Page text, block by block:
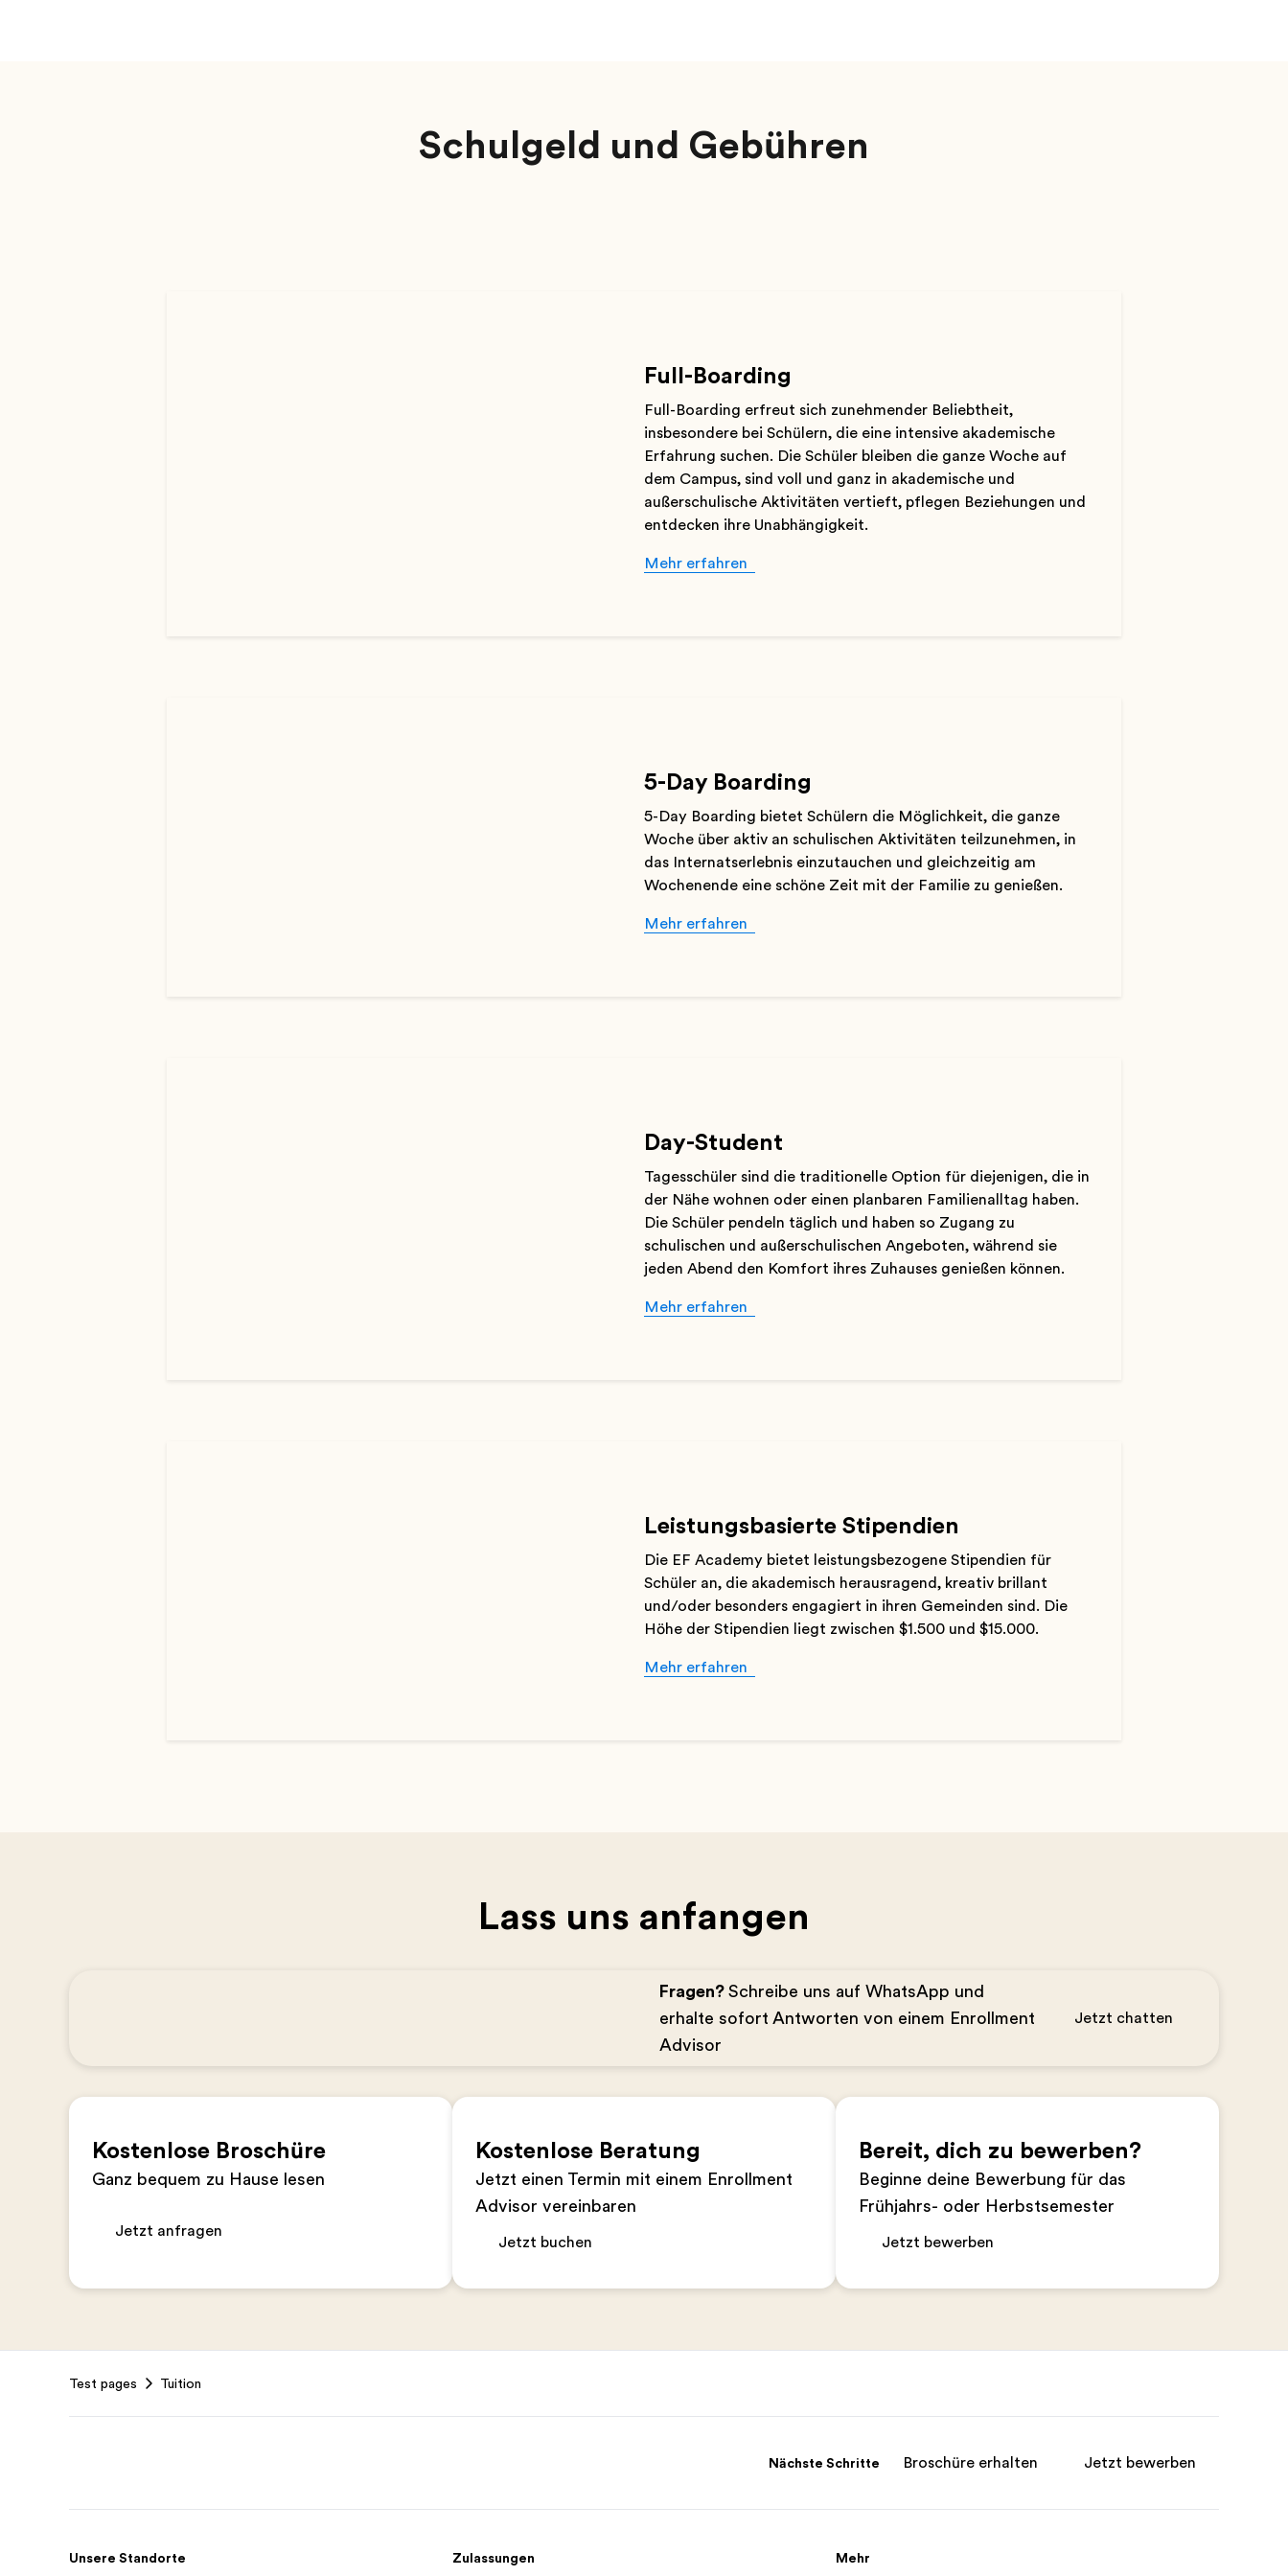
Schulgeld und Gebühren
Full-Boarding
Full-Boarding erfreut sich zunehmender Beliebtheit,
insbesondere bei Schülern, die eine intensive akademische
Erfahrung suchen. Die Schüler bleiben die ganze Woche auf
dem Campus, sind voll und ganz in akademische und
außerschulische Aktivitäten vertieft, pflegen Beziehungen und
entdecken ihre Unabhängigkeit.
Mehr erfahren
5-Day Boarding
5-Day Boarding bietet Schülern die Möglichkeit, die ganze
Woche über aktiv an schulischen Aktivitäten teilzunehmen, in
das Internatserlebnis einzutauchen und gleichzeitig am
Wochenende eine schöne Zeit mit der Familie zu genießen.
Mehr erfahren
Day-Student
Tagesschüler sind die traditionelle Option für diejenigen, die in
der Nähe wohnen oder einen planbaren Familienalltag haben.
Die Schüler pendeln täglich und haben so Zugang zu
schulischen und außerschulischen Angeboten, während sie
jeden Abend den Komfort ihres Zuhauses genießen können.
Mehr erfahren
Leistungsbasierte Stipendien
Die EF Academy bietet leistungsbezogene Stipendien für
Schüler an, die akademisch herausragend, kreativ brillant
und/oder besonders engagiert in ihren Gemeinden sind. Die
Höhe der Stipendien liegt zwischen $1.500 und $15.000.
Mehr erfahren
Lass uns anfangen
Fragen?Schreibe uns auf WhatsApp und
erhalte sofort Antworten von einem Enrollment
Advisor
Jetzt chatten
Kostenlose Broschüre
Ganz bequem zu Hause lesen
Jetzt anfragen
Kostenlose Beratung
Jetzt einen Termin mit einem Enrollment
Advisor vereinbaren
Jetzt buchen
Bereit, dich zu bewerben?
Beginne deine Bewerbung für das
Frühjahrs- oder Herbstsemester
Jetzt bewerben
Test pages Tuition
Nächste Schritte Broschüre erhalten Jetzt bewerben
Unsere Standorte Zulassungen Mehr